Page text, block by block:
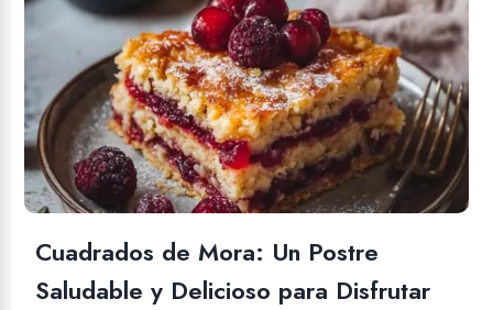
Cuadrados de Mora: Un Postre
Saludable y Delicioso para Disfrutar